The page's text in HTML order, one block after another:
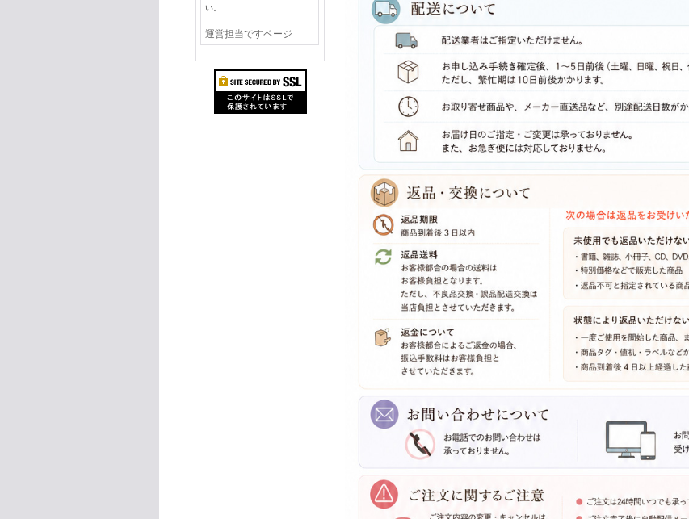
い。
運営担当ですページ